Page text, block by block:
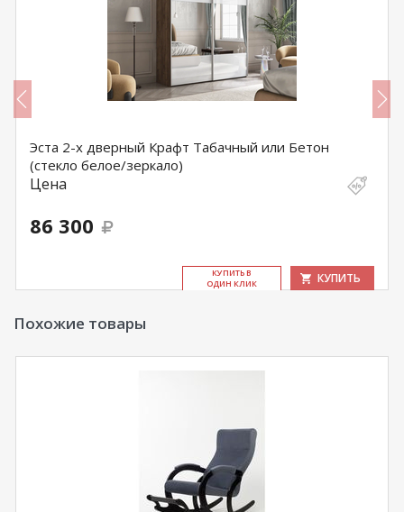
Эста 2-х дверный Крафт Табачный или Бетон
(стекло белое/зеркало)
Цена
86 300
КУ­ПИТЬ В
ОДИН КЛИК
КУПИТЬ
Похожие товары